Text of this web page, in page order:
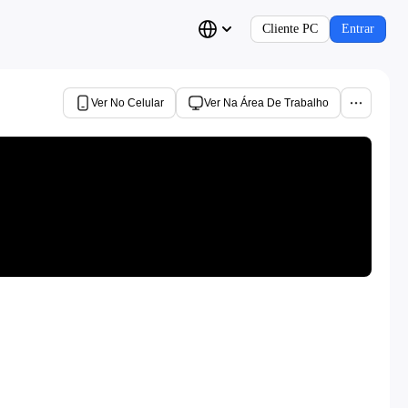
Cliente PC Entrar
Ver No Celular Ver Na Área De Trabalho